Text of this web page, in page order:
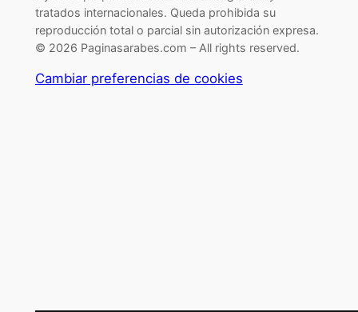
tratados internacionales. Queda prohibida su
reproducción total o parcial sin autorización expresa.
© 2026 Paginasarabes.com – All rights reserved.
Cambiar preferencias de cookies